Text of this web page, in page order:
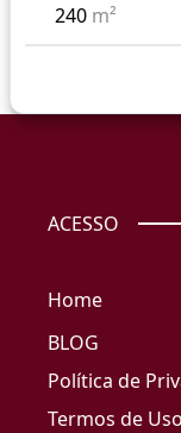
240 m²
ACESSO
Home
BLOG
Política de
Termos de Uso